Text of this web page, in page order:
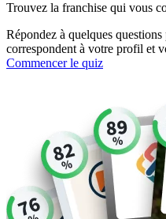
Trouvez la franchise qui vous
Répondez à quelques
correspondent à votre profil et
Commencer le quiz